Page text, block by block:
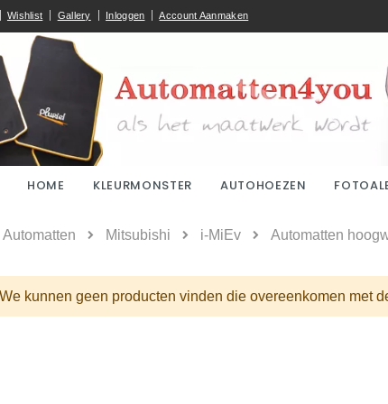
Wishlist Gallery Inloggen Account Aanmaken
HOME KLEURMONSTER AUTOHOEZEN
Automatten Mitsubishi i-MiEv Automatten
We kunnen geen producten vinden die overeenkomen met